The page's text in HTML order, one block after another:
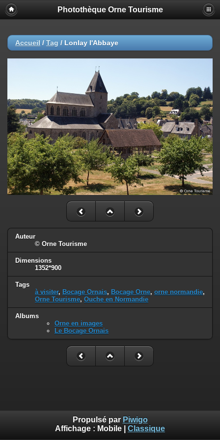
Photothèque Orne Tourisme
Accueil / Tag / Lonlay l'Abbaye
Auteur
© Orne Tourisme
Dimensions
1352*900
Tags
à visiter, Bocage Ornais, Bocage Orne, orne normandie,
Orne Tourisme, Ouche en Normandie
Albums
Orne en images
Le Bocage Ornais
Propulsé par Piwigo
Affichage : Mobile Classique